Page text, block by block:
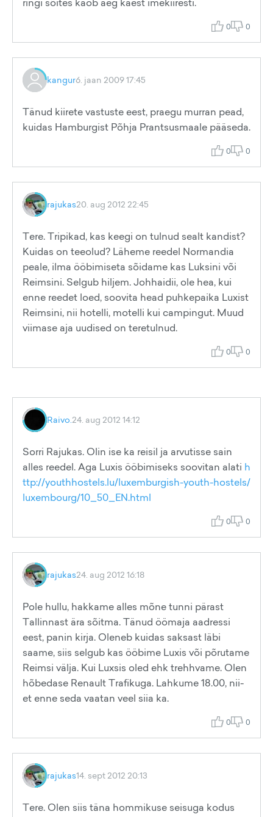
0 0
kangur6. jaan 2009 17:45
Tänud kiirete vastuste eest, praegu murran pead,
kuidas Hamburgist Põhja Prantsusmaale pääseda.
0 0
rajukas20. aug 2012 22:45
Tere. Tripikad, kas keegi on tulnud sealt kandist?
Kuidas on teeolud? Läheme reedel Normandia
peale, ilma ööbimiseta sõidame kas Luksini või
Reimsini. Selgub hiljem. Johhaidii, ole hea, kui
enne reedet loed, soovita head puhkepaika Luxist
Reimsini, nii hotelli, motelli kui campingut. Muud
viimase aja uudised on teretulnud.
0 0
Raivo.24. aug 2012 14:12
Sorri Rajukas. Olin ise ka reisil ja arvutisse sain
alles reedel. Aga Luxis ööbimiseks soovitan alati h
ttp://youthhostels.lu/luxemburgish-youth-hostels/
luxembourg/10_50_EN.html
0 0
rajukas24. aug 2012 16:18
Pole hullu, hakkame alles mõne tunni pärast
Tallinnast ära sõitma. Tänud öömaja aadressi
eest, panin kirja. Oleneb kuidas saksast läbi
saame, siis selgub kas ööbime Luxis või põrutame
Reimsi välja. Kui Luxsis oled ehk trehhvame. Olen
hõbedase Renault Trafikuga. Lahkume 18.00, nii-
et enne seda vaatan veel siia ka.
0 0
rajukas14. sept 2012 20:13
Tere. Olen siis täna hommikuse seisuga kodus